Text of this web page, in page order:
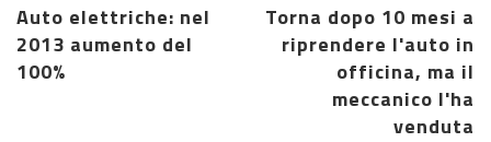
Auto elettriche: nel
2013 aumento del
100%
Torna dopo 10 mesi a
riprendere l'auto in
officina, ma il
meccanico l'ha
venduta